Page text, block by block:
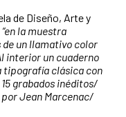
de Diseño, Arte y
“en la muestra
un llamativo color
interior un cuaderno
tipografía clásica con
grabados inéditos/
Jean Marcenac/